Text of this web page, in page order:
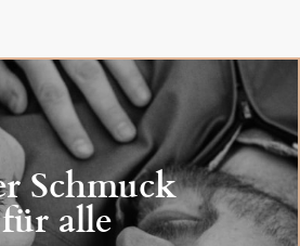
Schmuck
für alle